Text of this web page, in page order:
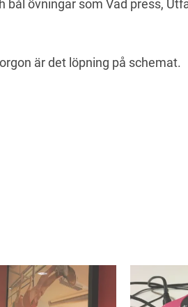
bål övningar som Vad press,
är det löpning på schemat.